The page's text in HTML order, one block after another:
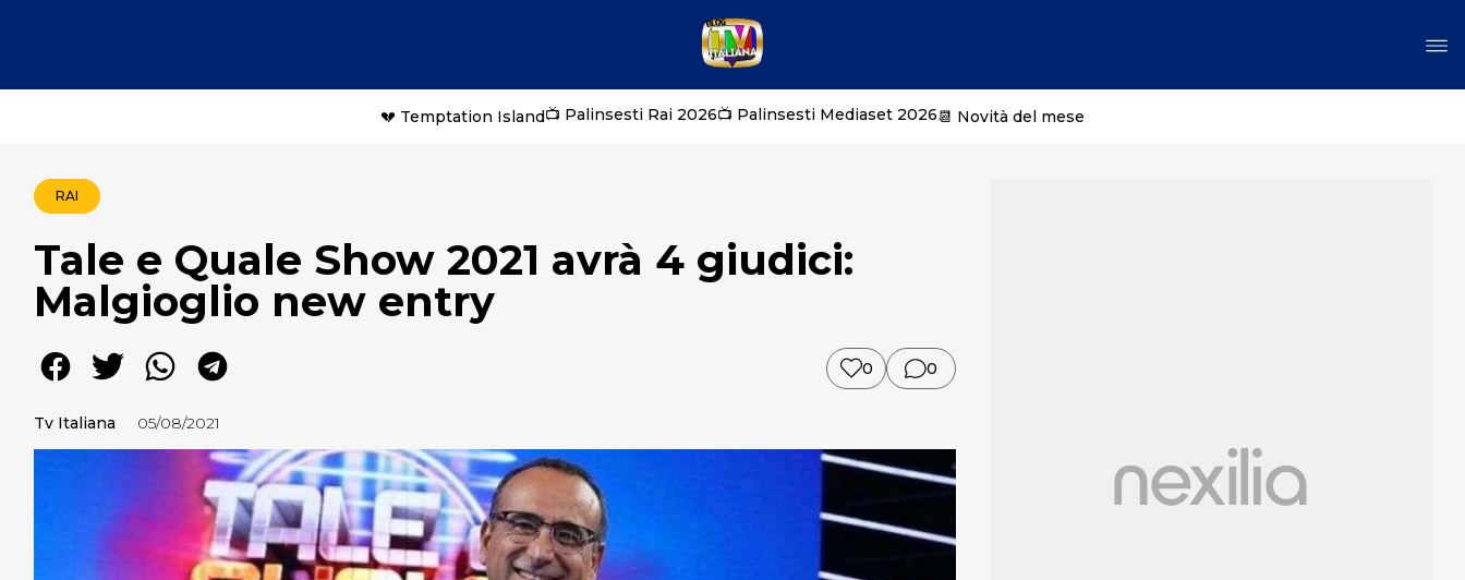
💔 Temptation Island📺 Palinsesti Rai 2026📺 Palinsesti Mediaset 2026📆 Novità del mese
RAI
Tale e Quale Show 2021 avrà 4 giudici:
Malgioglio new entry
0 0
Tv Italiana 05/08/2021